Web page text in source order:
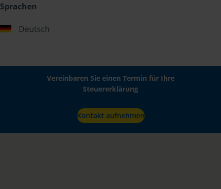
Sprachen
Deutsch
Vereinbaren Sie einen Termin für Ihre
Steuererklärung
Kontakt aufnehmen